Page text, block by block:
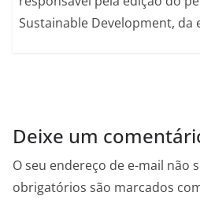
Sustainable Development, da
Deixe um
O seu endereço de e-mail não
obrigatórios são marcados